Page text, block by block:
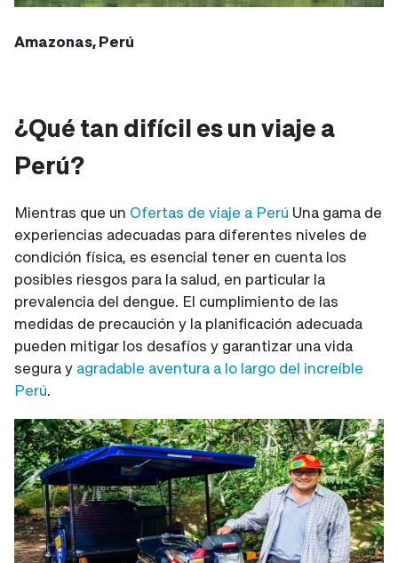
Amazonas, Perú
¿Qué tan difícil es un viaje a
Perú?
Mientras que un Ofertas de viaje a Perú Una gama de
experiencias adecuadas para diferentes niveles de
condición física, es esencial tener en cuenta los
posibles riesgos para la salud, en particular la
prevalencia del dengue. El cumplimiento de las
medidas de precaución y la planificación adecuada
pueden mitigar los desafíos y garantizar una vida
segura y agradable aventura a lo largo del increíble
Perú.